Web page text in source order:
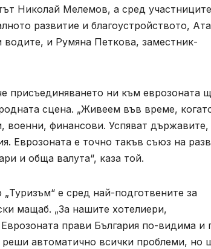
Николай Мелемов, а сред участниците
развитие и благоустройството,
и Румяна Петкова, заместник-
ни към еврозоната
сцена. „Живеем във време,
военни, финансови. Успяват държавите,
Еврозоната е точно такъв съюз на
и обща валута“, каза той.
е сред най-подготвените за
мащаб. „За нашите хотелиери,
прави България по-видима и
реши автоматично всички проблеми, но